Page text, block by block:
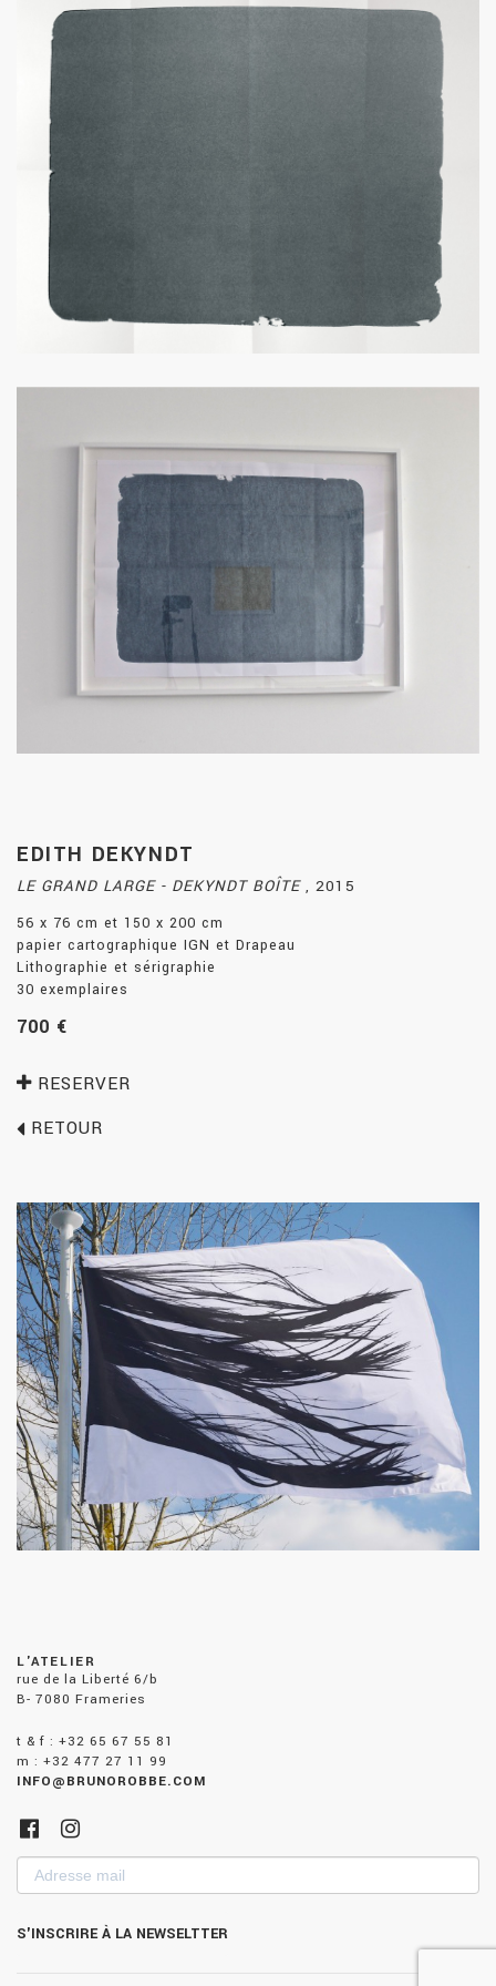
EDITH DEKYNDT
LE GRAND LARGE - DEKYNDT BOÎTE , 2015
56 x 76 cm et 150 x 200 cm
papier cartographique IGN et Drapeau
Lithographie et sérigraphie
30 exemplaires
700 €
RESERVER
RETOUR
L'ATELIER
rue de la Liberté 6/b
B- 7080 Frameries
t & f : +32 65 67 55 81
m : +32 477 27 11 99
INFO@BRUNOROBBE.COM
Adresse
mail
S'INSCRIRE À LA NEWSELTTER